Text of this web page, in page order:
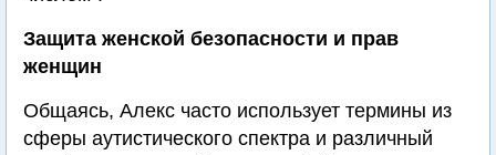
Защита женской безопасности и прав
женщин
Общаясь, Алекс часто использует термины из
сферы аутистического спектра и различный